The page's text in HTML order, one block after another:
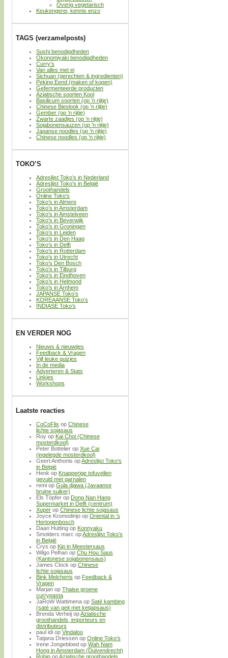
Overig vegetarisch
Keukengerei, kennis enzo
TAGS (verzamelposts)
Sushi benodigdheden
Okonomiyaki benodigdheden
Curry’s
Van alles met ei
Sichuan (gerechten & ingredienten)
Peking Eend (maken of kopen)
Gefermenteerde producten
Aziatische soorten Kool
Basilicum soorten (op ’n rijtje)
Chinese Bieslook (op ’n rijtje)
Gember (op ’n rijtje)
Zwarte zaadjes (op ’n rijtje)
Sojabonensauzen (op ’n rijtje)
Japanse noodles (op ’n rijtje)
Chinese noodles (op ’n rijtje)
TOKO’S
Adreslijst Toko’s in Nederland
Adreslijst Toko’s in België
Groothandels
Online Toko’s
Toko’s in Almere
Toko’s in Amsterdam
Toko’s in Amstelveen
Toko’s in Beverwijk
Toko’s in Groningen
Toko’s in Leiden
Toko’s in Den Haag
Toko’s in Delft
Toko’s in Rotterdam
Toko’s in Utrecht
Toko’s Den Bosch
Toko’s in Tilburg
Toko’s in Eindhoven
Toko’s in Helmond
Toko’s in Arnhem
JAPANSE Toko’s
KOREAANSE Toko’s
INDIASE Toko’s
EN VERDER NOG
Nieuws & nieuwtjes
Feedback & Vragen
Vijf leuke quizjes
In de media
Adverteren & Stats
Linkjes
Workshops
Laatste reacties
CoCoFlix op Chinese
lichte sojasaus
Roy op Kai Choi (Chinese
mosterdkool)
Peter Bottelier op Xue Cai
(ingelegde mosterdkool)
Geert Anthonis opAdreslijst Toko’s
in België
Henk op Knapperige tofuvellen
gevuld met garnalen
remi op Gula djawa (Javaanse
bruine suiker)
Els Töpfer op Dong Nan Hang
Supermarket in Delft (centrum)
Xuper op Chinese lichte sojasaus
Joyce Kromodirijo op Oriental in ’s
Hertogenbosch
Daan Hutting op Konnyaku
Smolders marc opAdreslijst Toko’s
in België
Crys op Kip in Meestersaus
Wilgo Pelhan op Chu Hou Saus
(Kantonese sojabonensaus)
James Clock op Chinese
lichte sojasaus
Bink Melcherts op Feedback &
Vragen
Marjan op Thaise groene
currypasta
JaRoW Wattimena op Saté kambing
(saté van geit met ketjapsaus)
Brenda Verheij opAziatische
groothandels, importeurs en
distributeurs
paul idi op Vindaloo
Tatjana Driessen op Online Toko’s
Irene Jongebloed op Wah Nam
Hong in Amsterdam (Duivendrecht)
Robin opAziatische groothandels,